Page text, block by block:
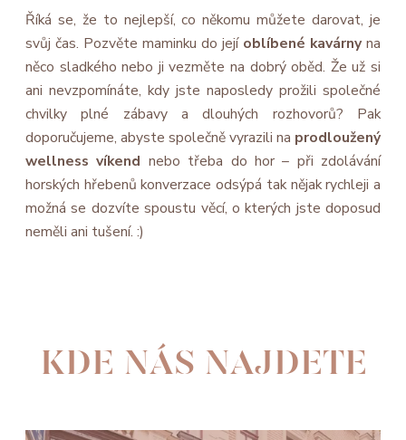
Říká se, že to nejlepší, co někomu můžete darovat, je
svůj čas. Pozvěte maminku do její oblíbené kavárnyna
něco sladkého nebo ji vezměte na dobrý oběd. Že už si
ani nevzpomínáte, kdy jste naposledy prožili společné
chvilky plné zábavy a dlouhých rozhovorů? Pak
doporučujeme, abyste společně vyrazili na prodloužený
wellness víkend nebo třeba do hor – při zdolávání
horských hřebenů konverzace odsýpá tak nějak rychleji a
možná se dozvíte spoustu věcí, o kterých jste doposud
neměli ani tušení. :)
KDE NÁS NAJDETE